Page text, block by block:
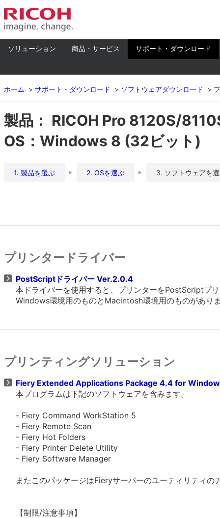
ソリューション 商品・サービス サポート・ダウンロード
ホーム サポート・ダウンロード ソフトウェアダウンロード
製品： RICOH Pro 8120S/
OS：Windows 8 (32ビット)
1. 製品を選ぶ 2. OSを選ぶ 3. ソフトウェアを
プリンタードライバー
PostScriptドライバー Ver.2.0.4
本ドライバーを使用すると、プリンターをPostScriptプ
Windows環境用のものとMacintosh環境用のものがあり
プリンティングソリューション
Fiery Extended Applications Package 4.4 for
本プログラムは下記のソフトウェアを含みます。
- Fiery Command WorkStation 5
- Fiery Remote Scan
- Fiery Hot Folders
- Fiery Printer Delete Utility
- Fiery Software Manager
またこのパッケージはFieryサーバーのユーティリティの
【制限/注意事項】